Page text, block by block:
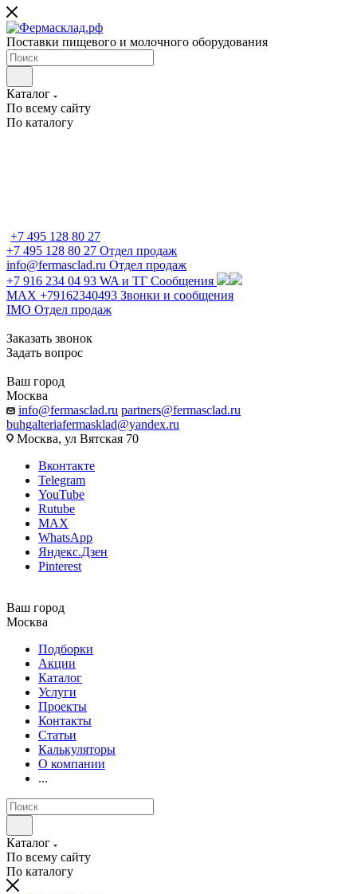
Поставки пищевого и молочного оборудования
Каталог
По всему сайту
По каталогу
+7 495 128 80 27
+7 495 128 80 27 Отдел продаж
info@fermasclad.ru Отдел продаж
+7 916 234 04 93 WA и ТГ Сообщения
MAX +79162340493 Звонки и сообщения
IMO Отдел продаж
Заказать звонок
Задать вопрос
Ваш город
Москва
info@fermasclad.ru partners@fermasclad.ru
buhgalteriafermasklad@yandex.ru
Москва, ул Вятская 70
Вконтакте
Telegram
YouTube
Rutube
MAX
WhatsApp
Яндекс.Дзен
Pinterest
Ваш город
Москва
Подборки
Акции
Каталог
Услуги
Проекты
Контакты
Статьи
Калькуляторы
О компании
...
Каталог
По всему сайту
По каталогу